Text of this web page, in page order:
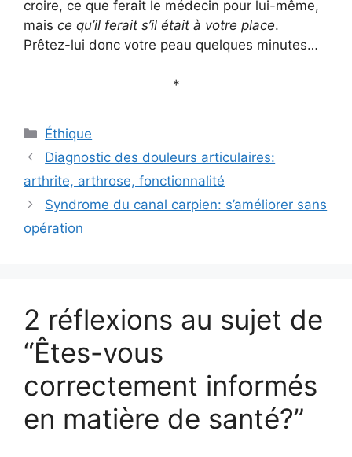
croire, ce que ferait le médecin pour lui-même,
mais ce qu’il ferait s’il était à votre place.
Prêtez-lui donc votre peau quelques minutes…
*
Catégories
Éthique
Diagnostic des douleurs articulaires:
arthrite, arthrose, fonctionnalité
Syndrome du canal carpien: s’améliorer sans
opération
2 réflexions au sujet de
“Êtes-vous
correctement informés
en matière de santé?”